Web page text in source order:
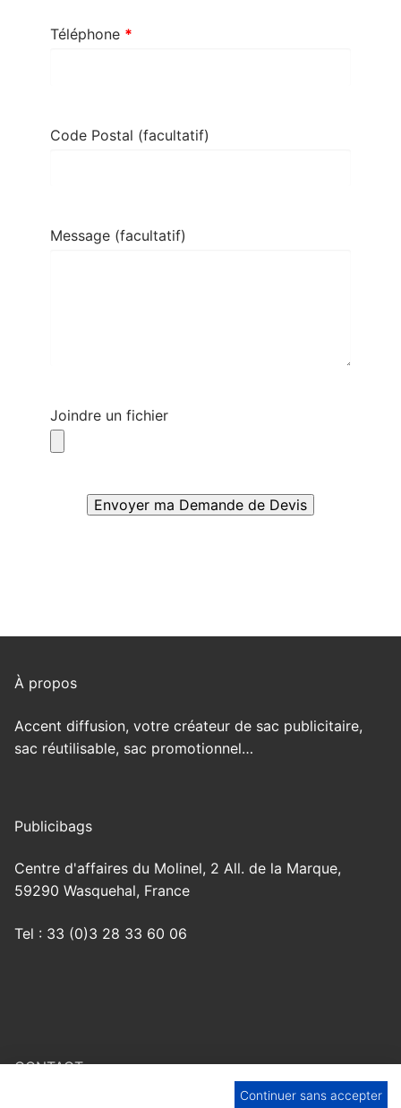
Téléphone *
Code Postal (facultatif)
Message (facultatif)
Joindre un fichier
À propos
Accent diffusion, votre créateur de sac publicitaire,
sac réutilisable, sac promotionnel…
Publicibags
Centre d'affaires du Molinel, 2 All. de la Marque,
59290 Wasquehal, France
Tel : 33 (0)3 28 33 60 06
CONTACT
Continuer sans accepter